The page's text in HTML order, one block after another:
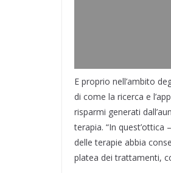
E proprio nell’ambito
di come la ricerca e
risparmi generati
terapia. “In
delle terapie abbia
platea dei trattamenti,